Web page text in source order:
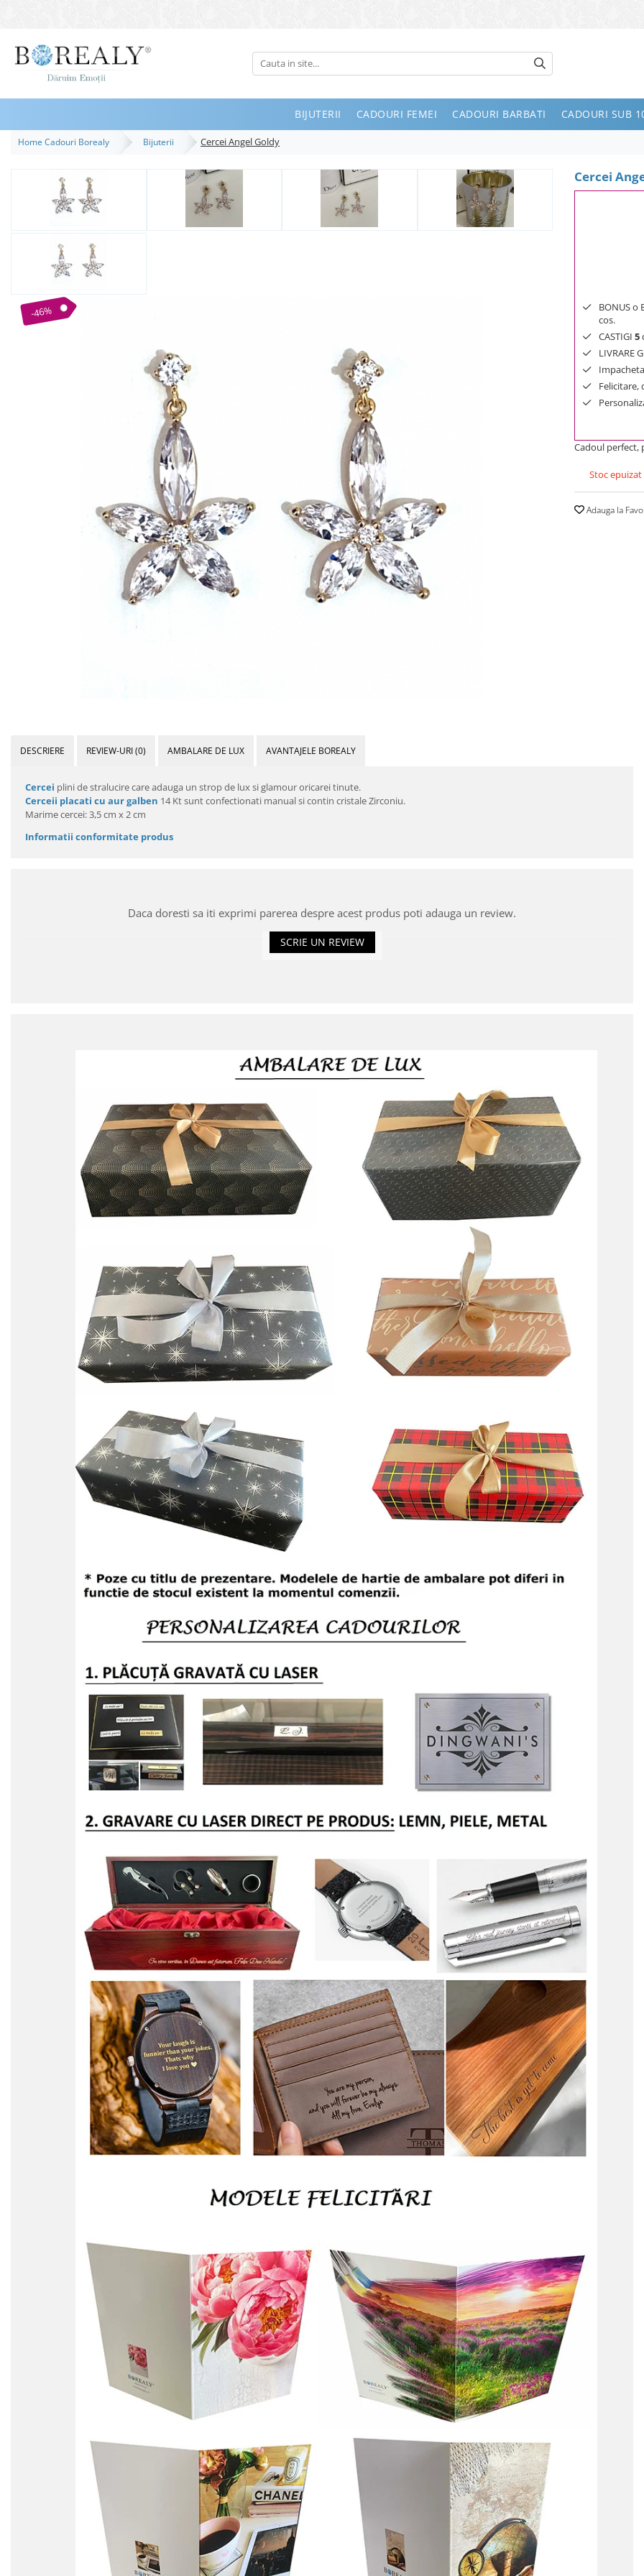
Bijuterii
Inele
Bratari
Destinatari
Bijuterii Femei
Bijuterii Copii
Bijuterii Mirese
BIJUTERII CADOURI FEMEI CADOURI BARBATI CADOURI SUB
Home Cadouri Borealy Bijuterii Cercei Angel Goldy
Cercei
-46%
BONUS o
cos.
CASTIGI 5
LIVRARE
Felicitare,
Cadoul perfect,
Stoc epuizat
Adauga la
DESCRIERE REVIEW-URI(0) AMBALARE DE LUX AVANTAJELE BOREALY
Cercei plini de stralucire care adauga un strop de lux si glamour oricarei tinute.
Cerceii placati cu aur galben 14 Kt sunt confectionati manual si contin cristale Zirconiu.
Marime cercei: 3,5 cm x 2 cm
Informatii conformitate produs
Daca doresti sa iti exprimi parerea despre acest produs poti adauga un review.
SCRIE UN REVIEW